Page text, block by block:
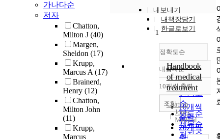
가나다순
저자
Chatton,
Milton J (40)
Margen,
Sheldon (17)
Krupp,
Marcus A(17)
Brainerd,
Henry (12)
Chatton,
Milton John
(11)
Krupp,
Marcus
내보내기
내책장담기
한글로보기
정확도순
정확도
순
인기도
순
연도순
제목순
저자순
내림차순
내림차순
10개씩 출력
10개씩
출력
20개씩
조회
1
Handbook
of medical
treatment
Chatton
Jones
Medical